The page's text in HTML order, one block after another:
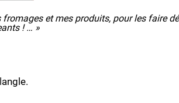
et mes produits, pour les faire
! … »